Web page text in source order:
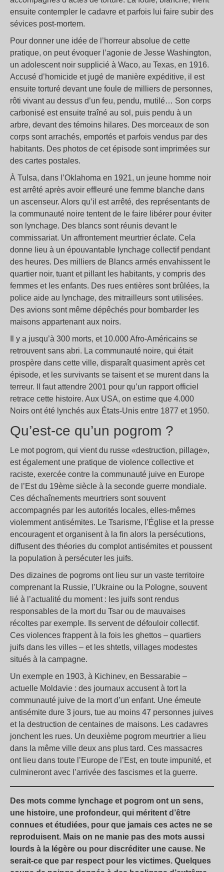
ensuite contempler le cadavre et parfois lui faire subir des
sévices post-mortem.
Pour donner une idée de l’horreur absolue de cette
pratique, on peut évoquer l’agonie de Jesse Washington,
un adolescent noir supplicié à Waco, au Texas, en 1916.
Accusé d’homicide et jugé de manière expéditive, il est
ensuite torturé devant une foule de milliers de personnes,
rôti vivant au dessus d’un feu, pendu, mutilé… Son corps
carbonisé est ensuite traîné au sol, puis pendu à un
arbre, devant des témoins hilares. Des morceaux de son
corps sont arrachés, emportés et parfois vendus par des
habitants. Des photos de cet épisode sont imprimées sur
des cartes postales.
À Tulsa, dans l’Oklahoma en 1921, un jeune homme noir
est arrêté après avoir effleuré une femme blanche dans
un ascenseur. Alors qu’il est arrêté, des représentants de
la communauté noire tentent de le faire libérer pour éviter
son lynchage. Des blancs sont réunis devant le
commissariat. Un affrontement meurtrier éclate. Cela
donne lieu à un épouvantable lynchage collectif pendant
des heures. Des milliers de Blancs armés envahissent le
quartier noir, tuant et pillant les habitants, y compris des
femmes et les enfants. Des rues entières sont brûlées, la
police aide au lynchage, des mitrailleurs sont utilisées.
Des avions sont même dépêchés pour bombarder les
maisons appartenant aux noirs.
Il y a jusqu’à 300 morts, et 10.000 Afro-Américains se
retrouvent sans abri. La communauté noire, qui était
prospère dans cette ville, disparaît quasiment après cet
épisode, et les survivants se taisent et se murent dans la
terreur. Il faut attendre 2001 pour qu’un rapport officiel
retrace cette histoire. Aux USA, on estime que 4.000
Noirs ont été lynchés aux États-Unis entre 1877 et 1950.
Qu’est-ce qu’un pogrom ?
Le mot pogrom, qui vient du russe «destruction, pillage»,
est également une pratique de violence collective et
raciste, exercée contre la communauté juive en Europe
de l’Est du 19ème siècle à la seconde guerre mondiale.
Ces déchaînements meurtriers sont souvent
accompagnés par les autorités locales, elles-mêmes
violemment antisémites. Le Tsarisme, l’Église et la presse
encouragent et organisent à la fin alors la persécutions,
diffusent des théories du complot antisémites et poussent
la population à persécuter les juifs.
Des dizaines de pogroms ont lieu sur un vaste territoire
comprenant la Russie, l’Ukraine ou la Pologne, souvent
lié à l’actualité du moment : les juifs sont rendus
responsables de la mort du Tsar ou de mauvaises
récoltes par exemple. Ils servent de défouloir collectif.
Ces violences frappent à la fois les ghettos – quartiers
juifs dans les villes – et les shtetls, villages modestes
situés à la campagne.
Un exemple en 1903, à Kichinev, en Bessarabie –
actuelle Moldavie : des journaux accusent à tort la
communauté juive de la mort d’un enfant. Une émeute
antisémite dure 3 jours, tue au moins 47 personnes juives
et la destruction de centaines de maisons. Les cadavres
jonchent les rues. Un deuxième pogrom meurtrier a lieu
dans la même ville deux ans plus tard. Ces massacres
ont lieu dans toute l’Europe de l’Est, en toute impunité, et
culmineront avec l’arrivée des fascismes et la guerre.
Des mots comme lynchage et pogrom ont un sens,
une histoire, une profondeur, qui méritent d’être
connues et étudiées, pour que jamais ces actes ne se
reproduisent. Mais on ne manie pas des mots aussi
lourds à la légère ou pour discréditer une cause. Ne
serait-ce que par respect pour les victimes. Quelques